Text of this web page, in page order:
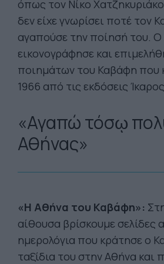
όπως τον Νίκο
δεν είχε γνωρίσει ποτέ τον
αγαπούσε την ποίησή του. Ο
εικονογράφησε και
ποιημάτων του Καβάφη που
1966 από τις εκδόσεις
«Αγαπώ τόσῳ
Αθήνας»
«Η Αθήνα του Καβάφη»:
αίθουσα βρίσκουμε σελίδες
ημερολόγια που κράτησε ο
ταξίδια του στην Αθήνα και